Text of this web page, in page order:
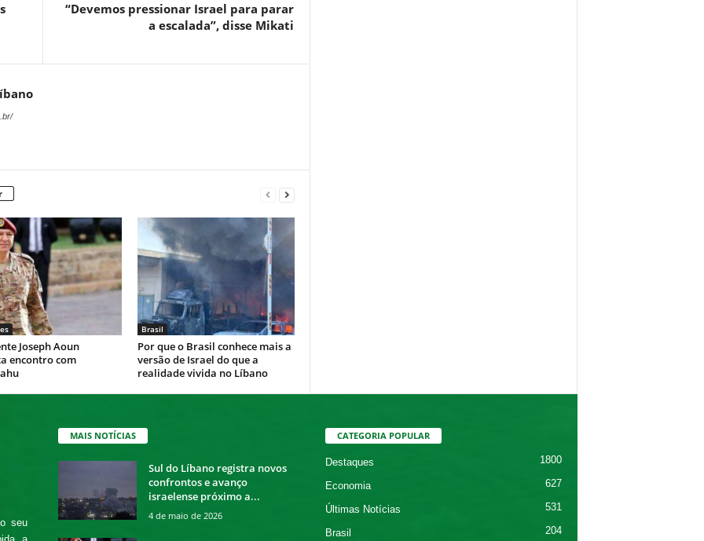
“Devemos pressionar Israel para parar
a escalada”, disse Mikati
Joseph Aoun
encontro com
Brasil
Por que o Brasil conhece mais a
versão de Israel do que a
realidade vivida no Líbano
seu
MAIS NOTÍCIAS
Sul do Líbano registra novos
confrontos e avanço
israelense próximo a...
4 de maio de 2026
CATEGORIA POPULAR
Destaques 1800
Economia 627
Últimas Notícias 531
Brasil 204